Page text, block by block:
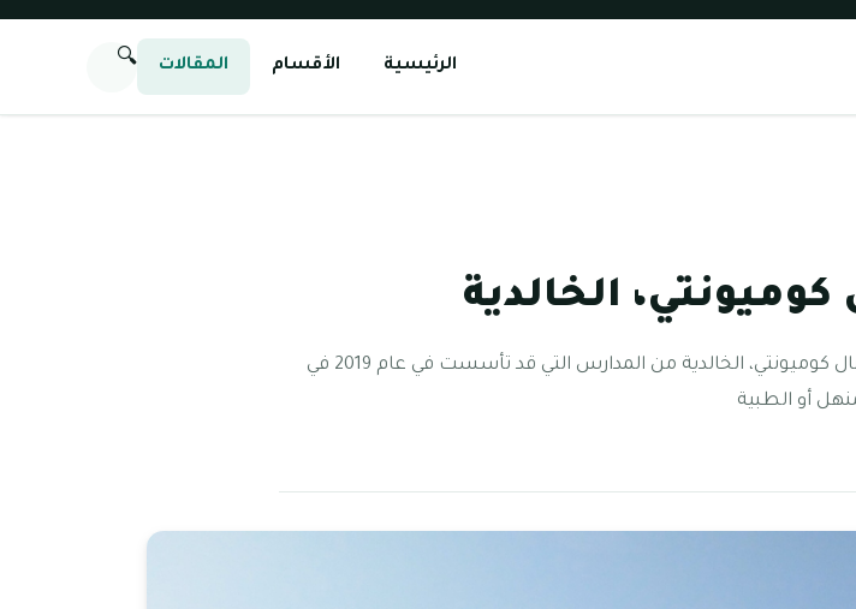
الرئيسية الأقسام المقالات 🔍
الخالدية
مدرسة انترناشونال كوميونتي، الخالدية تعد مدرسة انترناشونال كوميونتي، الخالدية من المدارس التي قد تأسست في عام 2019 في
أو الطبية